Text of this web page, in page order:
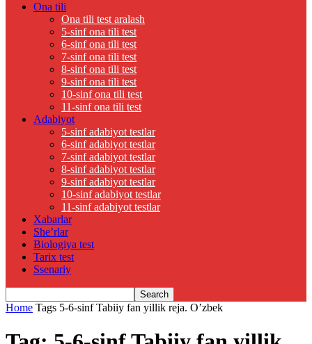
Ona tili
Ona tili test aralash
5-sinf ona tili test
6-sinf ona tili test
7-sinf ona tili test
8-sinf ona tili test
9-sinf ona tili test
10-sinf ona tili test
11-sinf ona tili test
Adabiyot
5-sinf adabiyot testlar
6-sinf adabiyot testlar
7-sinf adabiyot testlar
8-sinf adabiyot testlar
9-sinf adabiyot testlar
10-sinf adabiyot testlar
11-sinf adabiyot testlar
Xabarlar
She’rlar
Biologiya test
Tarix test
Ssenariy
Home Tags 5-6-sinf Tabiiy fan yillik reja. O’zbek